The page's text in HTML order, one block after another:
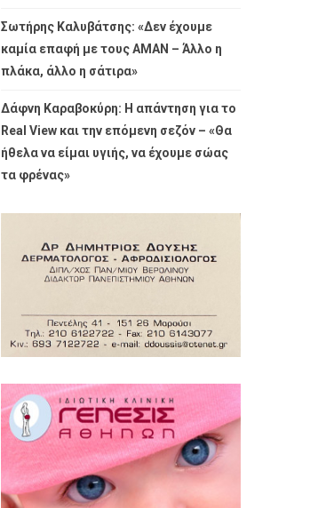
Σωτήρης Καλυβάτσης: «Δεν έχουμε
καμία επαφή με τους ΑΜΑΝ – Άλλο η
πλάκα, άλλο η σάτιρα»
Δάφνη Καραβοκύρη: Η απάντηση για το
Real View και την επόμενη σεζόν – «Θα
ήθελα να είμαι υγιής, να έχουμε σώας
τα φρένας»